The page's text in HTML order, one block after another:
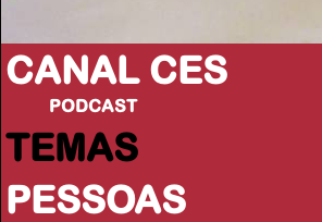
CANAL CES
PODCAST
TEMAS
PESSOAS